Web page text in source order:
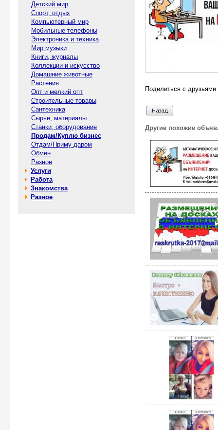
Детский мир
Спорт, отдых
Компьютерный мир
Мобильные телефоны
Электроника и техника
Мир музыки
Книги, журналы
Коллекции и искусство
Домашние животные
Растения
Опт и мелкий опт
Строительные товары
Сантехника
Сырье, материалы
Станки, оборудование
Продам/Куплю бизнес
Отдам/Приму даром
Обмен
Разное
Услуги
Работа
Знакомства
Разное
Поделиться с
Другие похожие